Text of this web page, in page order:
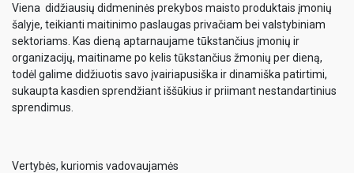
Viena didžiausių didmeninės prekybos maisto produktais įmonių
šalyje, teikianti maitinimo paslaugas privačiam bei valstybiniam
sektoriams. Kas dieną aptarnaujame tūkstančius įmonių ir
organizacijų, maitiname po kelis tūkstančius žmonių per dieną,
todėl galime didžiuotis savo įvairiapusiška ir dinamiška patirtimi,
sukaupta kasdien sprendžiant iššūkius ir priimant nestandartinius
sprendimus.
Vertybės, kuriomis vadovaujamės